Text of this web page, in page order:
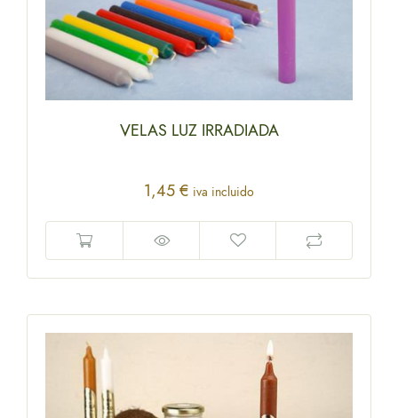
VELAS LUZ IRRADIADA
1,45€ iva incluido